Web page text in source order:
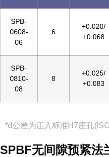
SPB-
0608-
06
6
+0.020/
+0.068
SPB-
0810-
08
8
+0.025/
+0.083
*d公差为压入标准H7座孔
SPBF无间隙预紧法